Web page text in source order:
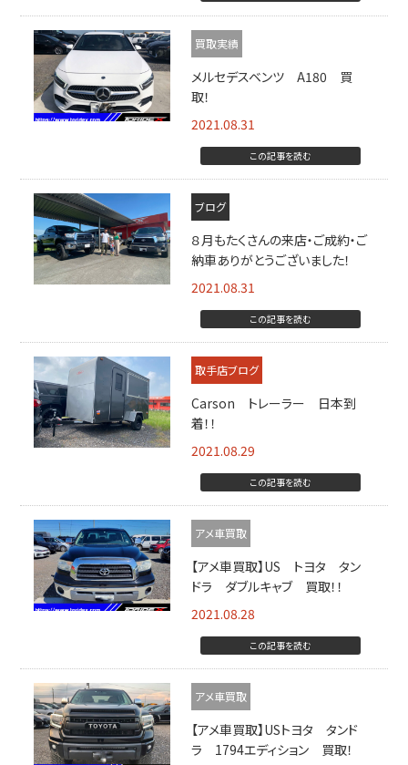
買取実績
メルセデスベンツ A180 買
取！
2021.08.31
この記事を読む
ブログ
８月もたくさんの来店・ご成約・ご
納車ありがとうございました！
2021.08.31
この記事を読む
取手店ブログ
Carson トレーラー 日本到
着！！
2021.08.29
この記事を読む
アメ車買取
【アメ車買取】US トヨタ タン
ドラ ダブルキャブ 買取！！
2021.08.28
この記事を読む
アメ車買取
【アメ車買取】USトヨタ タンド
ラ 1794エディション 買取！